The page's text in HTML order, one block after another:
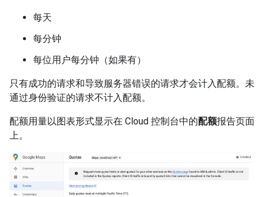
每天
每分钟
每位用户每分钟（如果有）
只有成功的请求和导致服务器错误的请求才会计入配额。未
通过身份验证的请求不计入配额。
配额用量以图表形式显示在 Cloud 控制台中的配额报告页面
上。